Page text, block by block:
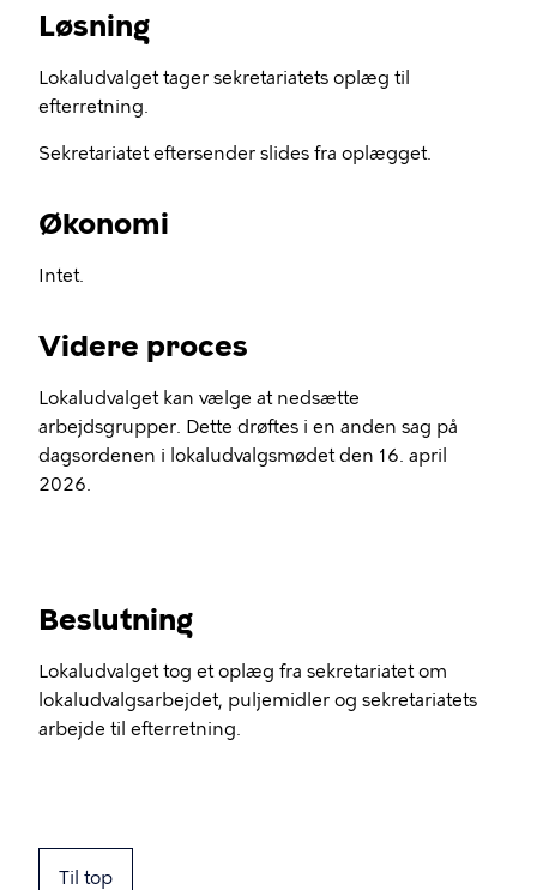
Løsning
Lokaludvalget tager sekretariatets oplæg til
efterretning.
Sekretariatet eftersender slides fra oplægget.
Økonomi
Intet.
Videre proces
Lokaludvalget kan vælge at nedsætte
arbejdsgrupper. Dette drøftes i en anden sag på
dagsordenen i lokaludvalgsmødet den 16. april
2026.
Beslutning
Lokaludvalget tog et oplæg fra sekretariatet om
lokaludvalgsarbejdet, puljemidler og sekretariatets
arbejde til efterretning.
Til top